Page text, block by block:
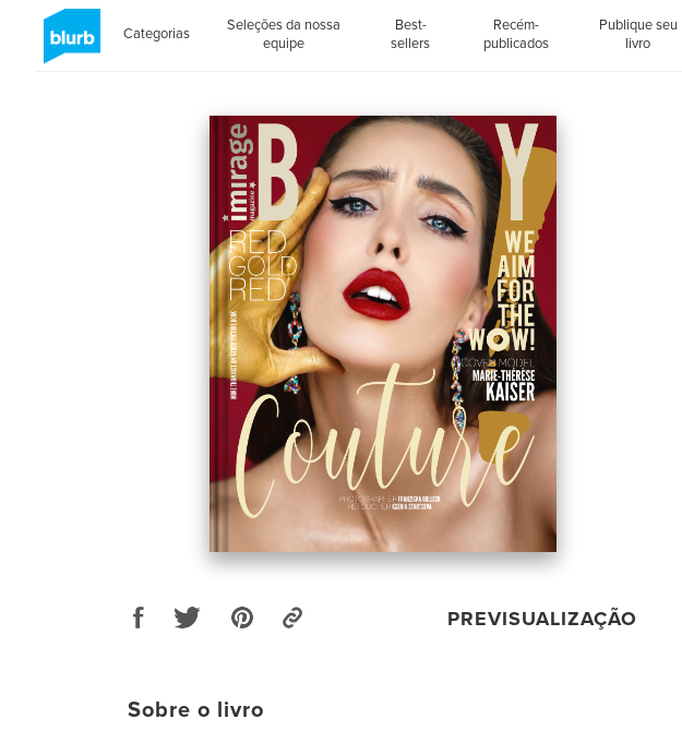
Categorias
Seleções da nossa
equipe
Best-
sellers
Recém-
publicados
Publique seu
livro
PREVISUALIZAÇÃO
Sobre o livro